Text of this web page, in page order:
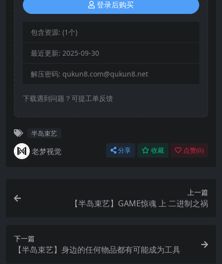
登录后购买
包含资源: (1个)
最近更新: 2025-09-30
解压密码: qukun8.com@qukun8.net
下载遇到问题？可提工单反馈
半岛束艺
老梦视觉 分享 收藏 点赞(0)
上一篇
【半岛束艺】GAME惊魂 上 二进制之祸
下一篇
【半岛束艺】身边的任何物品都有可能成为工具